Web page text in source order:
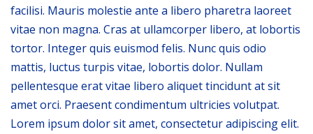
facilisi. Mauris molestie ante a libero pharetra laoreet
vitae non magna. Cras at ullamcorper libero, at lobortis
tortor. Integer quis euismod felis. Nunc quis odio
mattis, luctus turpis vitae, lobortis dolor. Nullam
pellentesque erat vitae libero aliquet tincidunt at sit
amet orci. Praesent condimentum ultricies volutpat.
Lorem ipsum dolor sit amet, consectetur adipiscing elit.